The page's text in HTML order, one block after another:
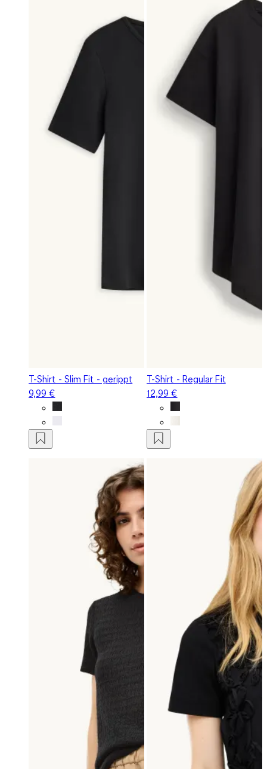
T-Shirt - Slim Fit - gerippt
9,99 €
T-Shirt - Regular Fit
12,99 €